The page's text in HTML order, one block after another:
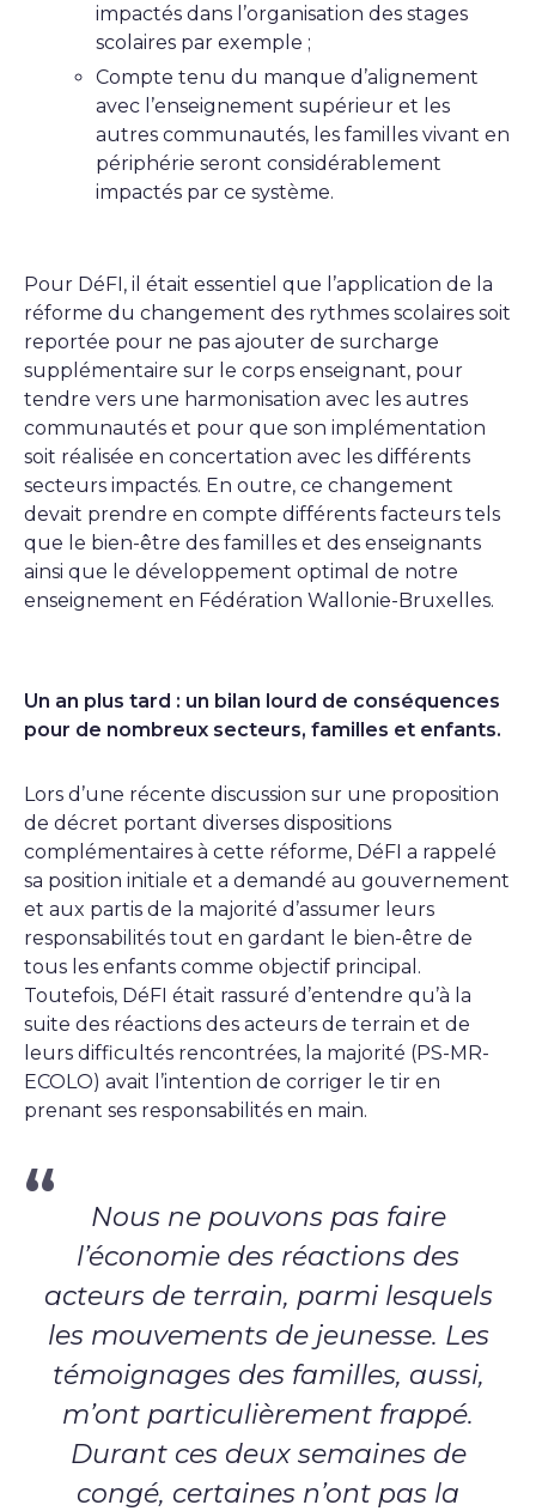
impactés dans l’organisation des stages
scolaires par exemple ;
Compte tenu du manque d’alignement
avec l’enseignement supérieur et les
autres communautés, les familles vivant en
périphérie seront considérablement
impactés par ce système.
Pour DéFI, il était essentiel que l’application de la
réforme du changement des rythmes scolaires soit
reportée pour ne pas ajouter de surcharge
supplémentaire sur le corps enseignant, pour
tendre vers une harmonisation avec les autres
communautés et pour que son implémentation
soit réalisée en concertation avec les différents
secteurs impactés. En outre, ce changement
devait prendre en compte différents facteurs tels
que le bien-être des familles et des enseignants
ainsi que le développement optimal de notre
enseignement en Fédération Wallonie-Bruxelles.
Un an plus tard : un bilan lourd de conséquences
pour de nombreux secteurs, familles et enfants.
Lors d’une récente discussion sur une proposition
de décret portant diverses dispositions
complémentaires à cette réforme, DéFI a rappelé
sa position initiale et a demandé au gouvernement
et aux partis de la majorité d’assumer leurs
responsabilités tout en gardant le bien-être de
tous les enfants comme objectif principal.
Toutefois, DéFI était rassuré d’entendre qu’à la
suite des réactions des acteurs de terrain et de
leurs difficultés rencontrées, la majorité (PS-MR-
ECOLO) avait l’intention de corriger le tir en
prenant ses responsabilités en main.
Nous ne pouvons pas faire
l’économie des réactions des
acteurs de terrain, parmi lesquels
les mouvements de jeunesse. Les
témoignages des familles, aussi,
m’ont particulièrement frappé.
Durant ces deux semaines de
congé, certaines n’ont pas la